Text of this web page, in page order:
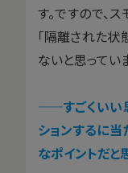
す。ですので、
「隔離された状
ないと思ってい
——すごくいい
ションするに当
なポイントだと